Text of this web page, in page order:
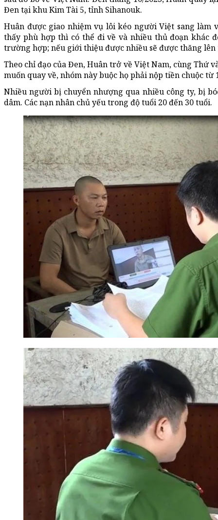
Đen tại khu Kim Tài 5, tỉnh Sihanouk.
Huân được giao nhiệm vụ lôi kéo người Việt sang
thấy phù hợp thì có thể đi về và nhiều thủ đoạn khác
trường hợp; nếu giới thiệu được nhiều sẽ được thăng
Theo chỉ đạo của Đen, Huân trở về Việt Nam, cùng Thứ
muốn quay về, nhóm này buộc họ phải nộp tiền chuộc từ
Nhiều người bị chuyển nhượng qua nhiều công ty, bị
dâm. Các nạn nhân chủ yếu trong độ tuổi 20 đến 30 tuổi.